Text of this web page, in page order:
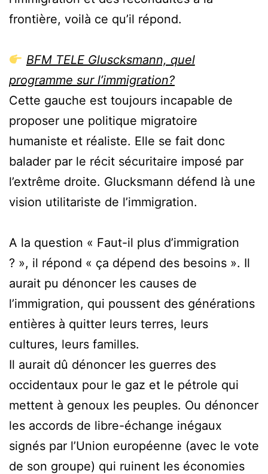
frontière, voilà ce qu’il répond.
BFM TELE Gluscksmann, quel
programme sur l’immigration?
Cette gauche est toujours incapable de
proposer une politique migratoire
humaniste et réaliste. Elle se fait donc
balader par le récit sécuritaire imposé par
l’extrême droite. Glucksmann défend là une
vision utilitariste de l’immigration.
A la question « Faut-il plus d’immigration
? », il répond « ça dépend des besoins ». Il
aurait pu dénoncer les causes de
l’immigration, qui poussent des générations
entières à quitter leurs terres, leurs
cultures, leurs familles.
Il aurait dû dénoncer les guerres des
occidentaux pour le gaz et le pétrole qui
mettent à genoux les peuples. Ou dénoncer
les accords de libre-échange inégaux
signés par l’Union européenne (avec le vote
de son groupe) qui ruinent les économies